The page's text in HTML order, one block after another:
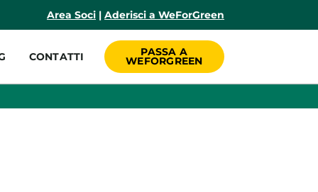
Area Soci | Aderisci a WeForGreen
CONTATTI
PASSA A
WEFORGREEN